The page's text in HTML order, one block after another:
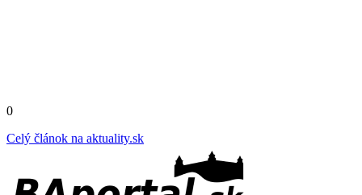
0
Celý článok na aktuality.sk